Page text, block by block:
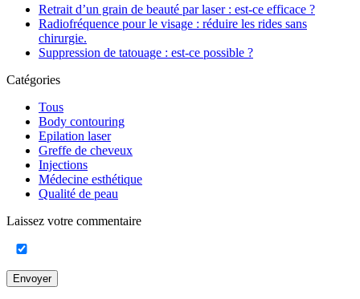
Retrait d’un grain de beauté par laser : est-ce efficace ?
Radiofréquence pour le visage : réduire les rides sans
chirurgie.
Suppression de tatouage : est-ce possible ?
Catégories
Tous
Body contouring
Epilation laser
Greffe de cheveux
Injections
Médecine esthétique
Qualité de peau
Laissez votre commentaire
Envoyer